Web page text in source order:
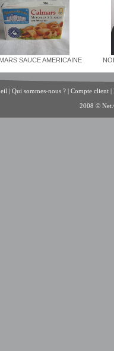
SAUCE AMERICAINE
Qui sommes-nous ?| Compte client
2008 ©